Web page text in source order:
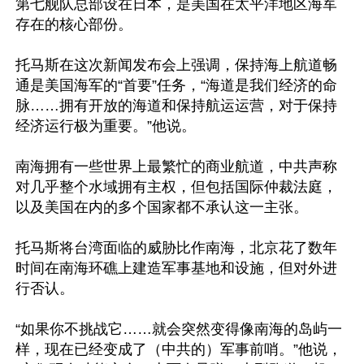
第七舰队总部设在日本，是美国在太平洋地区海军
存在的核心部份。
托马斯在这次新闻发布会上强调，保持海上航道畅
通是美国海军的“首要”任务，“海道是我们经济的命
脉……拥有开放的海道和保持航运运营，对于保持
经济运行极为重要。”他说。
南海拥有一些世界上最繁忙的商业航道，中共声称
对几乎整个水域拥有主权，但包括国际仲裁法庭，
以及美国在内的多个国家都不承认这一主张。
托马斯将台湾面临的威胁比作南海，北京花了数年
时间在南海环礁上建造军事基地和设施，但对外进
行否认。
“如果你不挑战它……就会突然变得像南海的岛屿一
样，现在已经变成了（中共的）军事前哨。”他说，